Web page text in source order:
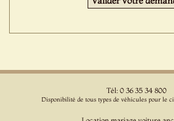
Tél: 0 36 35 34 800
Disponibilité de tous types de véhicules pour le